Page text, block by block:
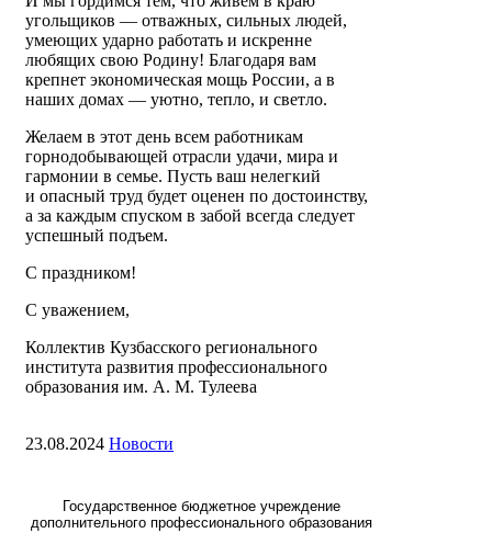
угольщиков — отважных, сильных людей,
умеющих ударно работать и искренне
любящих свою Родину! Благодаря вам
крепнет экономическая мощь России, а в
наших домах — уютно, тепло, и светло.
Желаем в этот день всем работникам
горнодобывающей отрасли удачи, мира и
гармонии в семье. Пусть ваш нелегкий
и опасный труд будет оценен по достоинству,
а за каждым спуском в забой всегда следует
успешный подъем.
С праздником!
С уважением,
Коллектив Кузбасского регионального
института развития профессионального
образования им. А. М. Тулеева
23.08.2024 Новости
Государственное бюджетное учреждение
дополнительного профессионального образования